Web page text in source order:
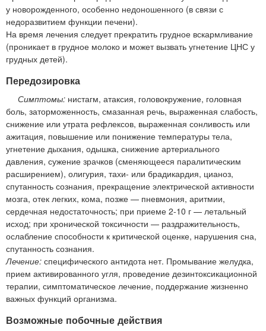
у новорожденного, особенно недоношенного (в связи с
недоразвитием функции печени).
На время лечения следует прекратить грудное вскармливание
(проникает в грудное молоко и может вызвать угнетение ЦНС у
грудных детей).
Передозировка
Симптомы: нистагм, атаксия, головокружение, головная
боль, заторможенность, смазанная речь, выраженная слабость,
снижение или утрата рефлексов, выраженная сонливость или
ажитация, повышение или понижение температуры тела,
угнетение дыхания, одышка, снижение артериального
давления, сужение зрачков (сменяющееся паралитическим
расширением), олигурия, тахи- или брадикардия, цианоз,
спутанность сознания, прекращение электрической активности
мозга, отек легких, кома, позже — пневмония, аритмии,
сердечная недостаточность; при приеме 2-10 г — летальный
исход; при хронической токсичности — раздражительность,
ослабление способности к критической оценке, нарушения сна,
спутанность сознания.
Лечение: специфического антидота нет. Промывание желудка,
прием активированного угля, проведение дезинтоксикационной
терапии, симптоматическое лечение, поддержание жизненно
важных функций организма.
Возможные побочные действия